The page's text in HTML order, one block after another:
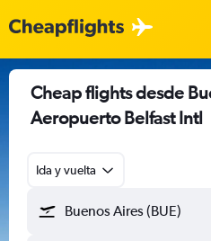
Cheap flights desde
Aeropuerto Belfast Intl
Ida y vuelta
Buenos Aires (BUE)